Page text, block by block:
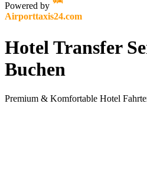
Powered by
Airporttaxis24.com
Hotel Transfer
Buchen
Premium & Komfortable Hotel